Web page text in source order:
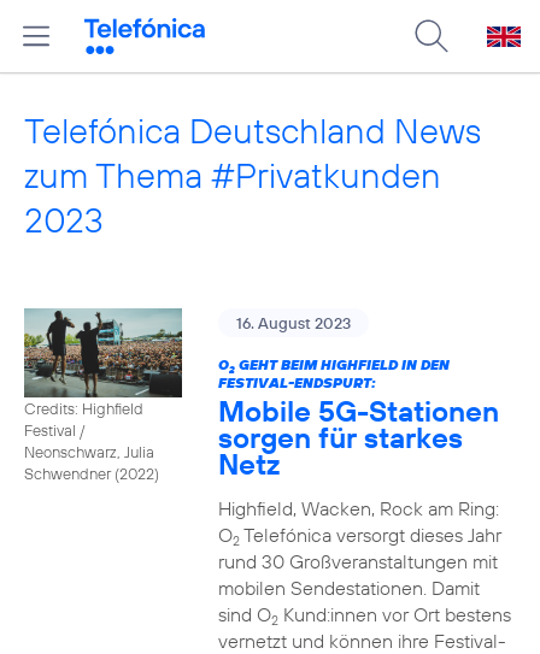
Telefónica Deutschland News
zum Thema #Privatkunden
2023
Credits: Highfield
Festival /
Neonschwarz, Julia
Schwendner (2022)
16. August 2023
O2GEHT BEIM HIGHFIELD IN DEN
FESTIVAL-ENDSPURT:
Mobile 5G-Stationen
sorgen für starkes
Netz
Highfield, Wacken, Rock am Ring:
O2Telefónica versorgt dieses Jahr
rund 30 Großveranstaltungen mit
mobilen Sendestationen. Damit
sind O2Kund:innen vor Ort bestens
vernetzt und können ihre Festival-